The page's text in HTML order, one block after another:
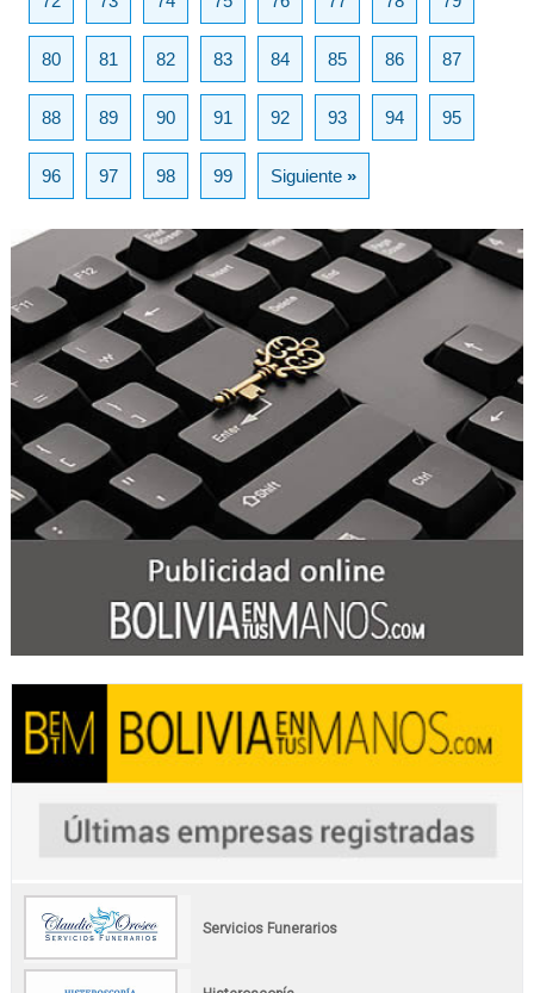
80 81 82 83 84 85 86 87
88 89 90 91 92 93 94 95
96 97 98 99 Siguiente»
Servicios Funerarios